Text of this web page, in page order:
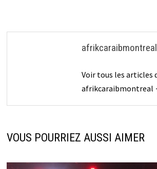
afrikcaraibmontreal
Voir tous les articles
afrikcaraibmontreal
VOUS POURRIEZ AUSSI AIMER